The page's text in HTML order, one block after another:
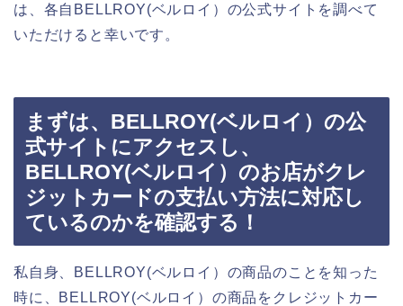
は、各自BELLROY(ベルロイ）の公式サイトを調べて
いただけると幸いです。
まずは、BELLROY(ベルロイ）の公
式サイトにアクセスし、
BELLROY(ベルロイ）のお店がクレ
ジットカードの支払い方法に対応し
ているのかを確認する！
私自身、BELLROY(ベルロイ）の商品のことを知った
時に、BELLROY(ベルロイ）の商品をクレジットカー